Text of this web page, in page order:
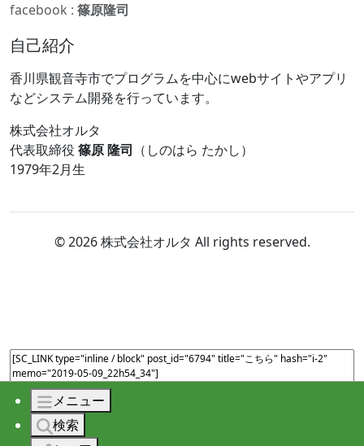
facebook : 篠原隆司
自己紹介
香川県観音寺市でプログラムを中心にwebサイトやアプリ
などシステム開発を行っています。
株式会社オルタ
代表取締役 篠原 隆司 （しのはら たかし）
1979年2月生
© 2026 株式会社オルタ All rights reserved.
メニュー
検索